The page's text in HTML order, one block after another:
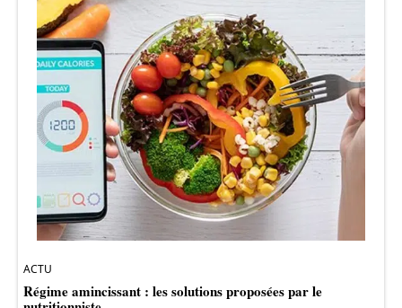
ACTU
Régime amincissant : les solutions proposées par le